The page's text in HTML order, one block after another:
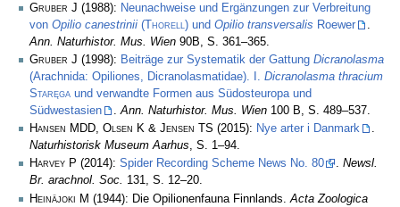
Gruber J (1988): Neunachweise und Ergänzungen zur Verbreitung
von Opilio canestrinii (Thorell ) und Opilio transversalis Roewer
Ann. Naturhistor. Mus. Wien 90B, S. 361–365.
Gruber J (1998): Beiträge zur Systematik der Gattung Dicranolasma
(Arachnida: Opiliones, Dicranolasmatidae). I. Dicranolasma thracium
Staręga und verwandte Formen aus Südosteuropa und
Südwestasien
Ann. Naturhistor. Mus. Wien 100 B, S. 489–537.
Hansen MDD, Olsen K & Jensen TS (2015): Nye arter i Danmark
.
Naturhistorisk Museum Aarhus, S. 1–94.
Harvey P (2014): Spider Recording Scheme News No. 80 . Newsl.
Br. arachnol. Soc. 131, S. 12–20.
Heinäjoki M (1944): Die Opilionenfauna Finnlands. Acta Zoologica